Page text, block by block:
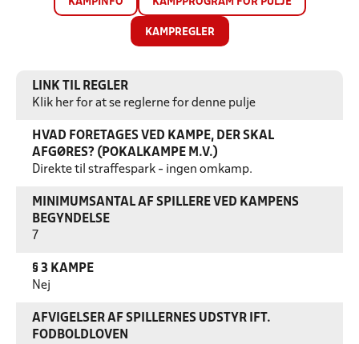
KAMPREGLER
LINK TIL REGLER
Klik her for at se reglerne for denne pulje
HVAD FORETAGES VED KAMPE, DER SKAL
AFGØRES? (POKALKAMPE M.V.)
Direkte til straffespark - ingen omkamp.
MINIMUMSANTAL AF SPILLERE VED KAMPENS
BEGYNDELSE
7
§ 3 KAMPE
Nej
AFVIGELSER AF SPILLERNES UDSTYR IFT.
FODBOLDLOVEN